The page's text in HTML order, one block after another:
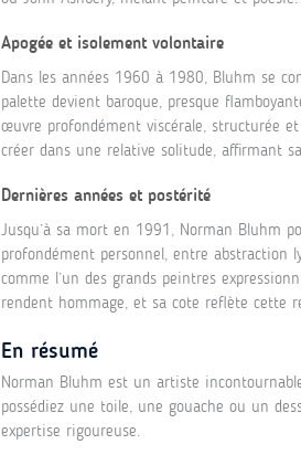
Apogée et isolement volontaire
Dans les années 1960 à 1980, Bluhm se
palette devient baroque, presque
œuvre profondément viscérale, structurée
créer dans une relative solitude, affirmant
Dernières années et postérité
Jusqu’à sa mort en 1991, Norman Bluhm
profondément personnel, entre abstraction
comme l’un des grands peintres
rendent hommage, et sa cote reflète cette
En résumé
Norman Bluhm est un artiste
possédiez une toile, une gouache ou un
expertise rigoureuse.